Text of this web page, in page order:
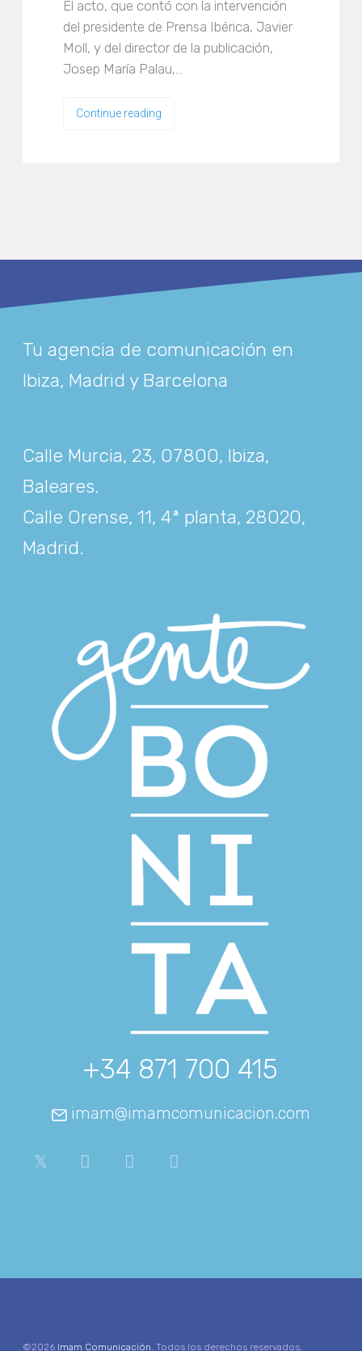
El acto, que contó con la intervención
del presidente de Prensa Ibérica, Javier
Moll, y del director de la publicación,
Josep María Palau,…
Continue reading
Tu agencia de comunicación en
Ibiza, Madrid y Barcelona
Calle Murcia, 23, 07800, Ibiza,
Baleares.
Calle Orense, 11, 4ª planta, 28020,
Madrid.
+34 871 700 415
imam@imamcomunicacion.com
©2026 Imam Comunicación. Todos los derechos reservados.